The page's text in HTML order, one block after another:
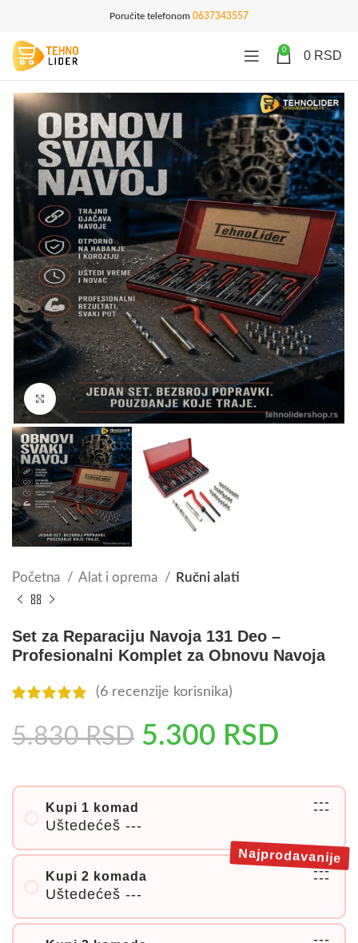
Poručite telefonom 0637343557
0 0 RSD
Click to enlarge
Početna Alat i oprema Ručni alati
Set za Reparaciju Navoja 131 Deo –
Profesionalni Komplet za Obnovu Navoja
(6 recenzije korisnika)
5.830RSD 5.300 RSD
Kupi 1 komad
Uštedećeš ---
---
---
Kupi 2 komada
Uštedećeš ---
---
---
Najprodavanije
---